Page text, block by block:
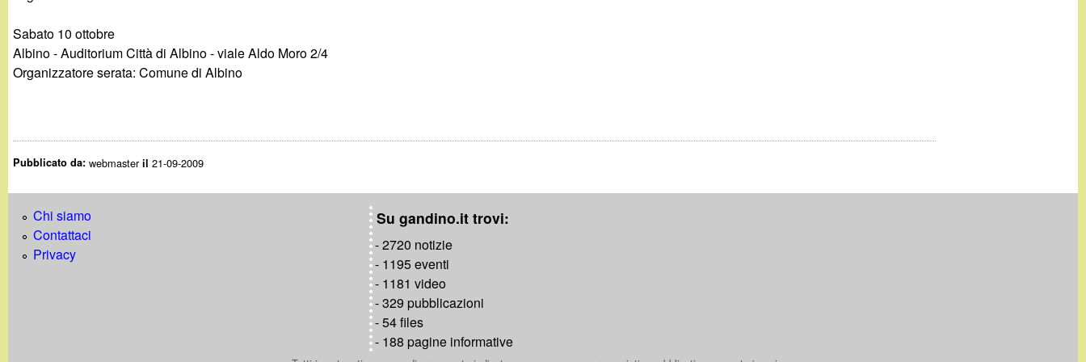
Sabato 10 ottobre
Albino - Auditorium Città di Albino - viale Aldo Moro 2/4
Organizzatore serata: Comune di Albino
Pubblicato da:webmasteril 21-09-2009
Chi siamo
Contattaci
Privacy
Su gandino.it trovi:
- 2720 notizie
- 1195 eventi
- 1181 video
- 329 pubblicazioni
- 54 files
- 188 pagine informative